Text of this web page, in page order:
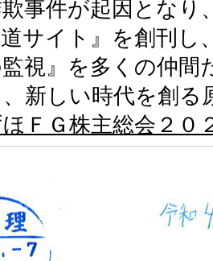
事件が起因となり
サイト』を創刊し
視』を多くの仲間
新しい時代を創る
ＦＧ株主総会２０